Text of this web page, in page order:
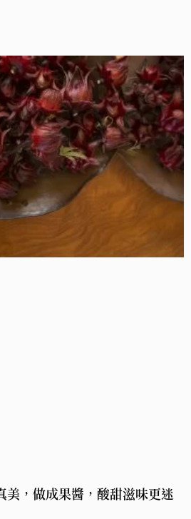
美，做成果醬，酸甜滋味更迷